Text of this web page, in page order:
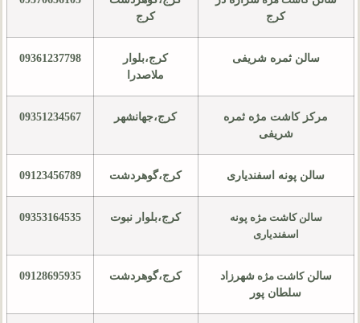
کرج
کرج
سالن ثمره شریفی
کرج،بلوار
ملاصدرا
09361237798
مرکز کاشت مژه ثمره
شریفی
کرج،جهانشهر 09351234567
سالن پونه اسفندیاری کرج،گوهردشت 09123456789
سالن کاشت مژه پونه
اسفندیاری
کرج،بلوار نبوت 09353164535
سالنکاشت مژهشهرزاد
سلطان پور
کرج،گوهردشت 09128695935